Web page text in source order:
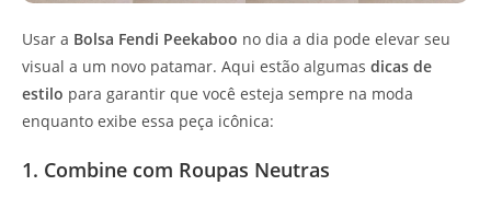
Usar a Bolsa Fendi Peekaboo no dia a dia pode elevar seu
visual a um novo patamar. Aqui estão algumas dicas de
estilo para garantir que você esteja sempre na moda
enquanto exibe essa peça icônica:
1. Combine com Roupas Neutras